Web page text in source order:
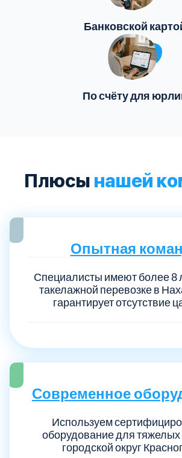
Банковской
По счёту для
Плюсы нашей
Опытная
Специалисты имеют более 8
такелажной перевозке в
гарантирует отсутствие
Современное
Используем
оборудование для
городской округ